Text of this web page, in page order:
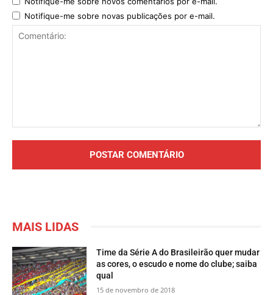
Notifique-me sobre novas publicações por e-mail.
MAIS LIDAS
Time da Série A do Brasileirão quer mudar
as cores, o escudo e nome do clube; saiba
qual
15 de novembro de 2018